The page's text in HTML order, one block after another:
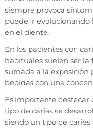
siempre provoca
puede ir evolucionando
en el diente.
En los pacientes con
habituales suelen ser
sumada a la exposición
bebidas con una
Es importante destacar
tipo de caries se
siendo un tipo de caries